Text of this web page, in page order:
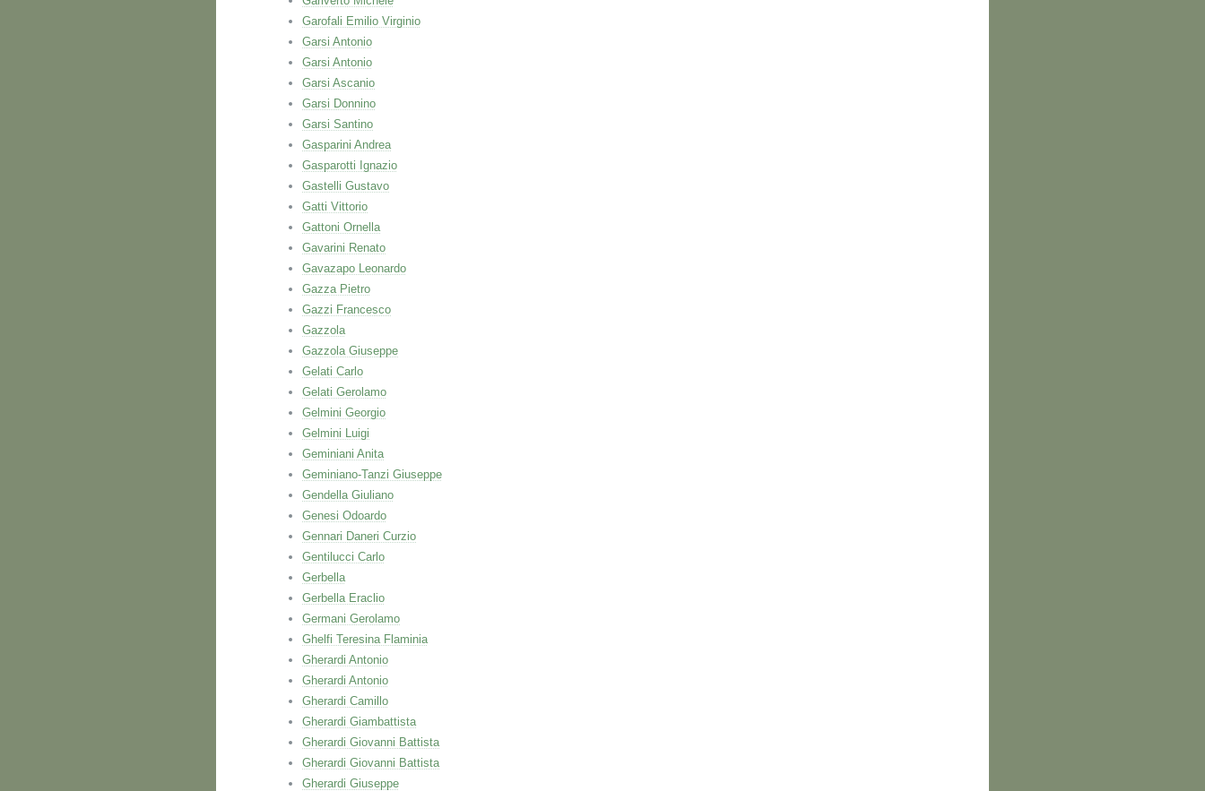
Garofali Emilio Virginio
Garsi Antonio
Garsi Antonio
Garsi Ascanio
Garsi Donnino
Garsi Santino
Gasparini Andrea
Gasparotti Ignazio
Gastelli Gustavo
Gatti Vittorio
Gattoni Ornella
Gavarini Renato
Gavazapo Leonardo
Gazza Pietro
Gazzi Francesco
Gazzola
Gazzola Giuseppe
Gelati Carlo
Gelati Gerolamo
Gelmini Georgio
Gelmini Luigi
Geminiani Anita
Geminiano-Tanzi Giuseppe
Gendella Giuliano
Genesi Odoardo
Gennari Daneri Curzio
Gentilucci Carlo
Gerbella
Gerbella Eraclio
Germani Gerolamo
Ghelfi Teresina Flaminia
Gherardi Antonio
Gherardi Antonio
Gherardi Camillo
Gherardi Giambattista
Gherardi Giovanni Battista
Gherardi Giovanni Battista
Gherardi Giuseppe